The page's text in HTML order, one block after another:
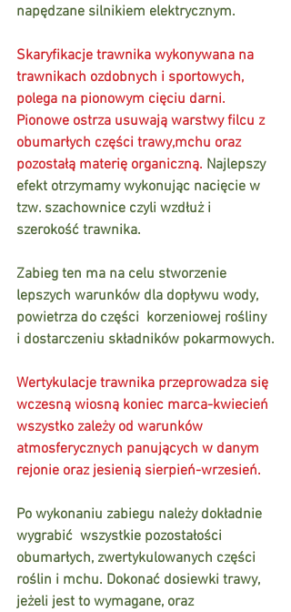
napędzane silnikiem elektrycznym.
Skaryfikacje trawnika wykonywana na
trawnikach ozdobnych i sportowych,
polega na pionowym cięciu darni.
Pionowe ostrza usuwają warstwy filcu z
obumarłych części trawy,mchu oraz
pozostałą materię organiczną. Najlepszy
efekt otrzymamy wykonując nacięcie w
tzw. szachownice czyli wzdłuż i
szerokość trawnika.
Zabieg ten ma na celu stworzenie
lepszych warunków dla dopływu wody,
powietrza do części  korzeniowej rośliny
i dostarczeniu składników pokarmowych.
Wertykulacje trawnika przeprowadza się
wczesną wiosną koniec marca-kwiecień
wszystko zależy od warunków
atmosferycznych panujących w danym
rejonie oraz jesienią sierpień-wrzesień.
Po wykonaniu zabiegu należy dokładnie
wygrabić  wszystkie pozostałości
obumarłych, zwertykulowanych części
roślin i mchu. Dokonać dosiewki trawy,
jeżeli jest to wymagane, oraz